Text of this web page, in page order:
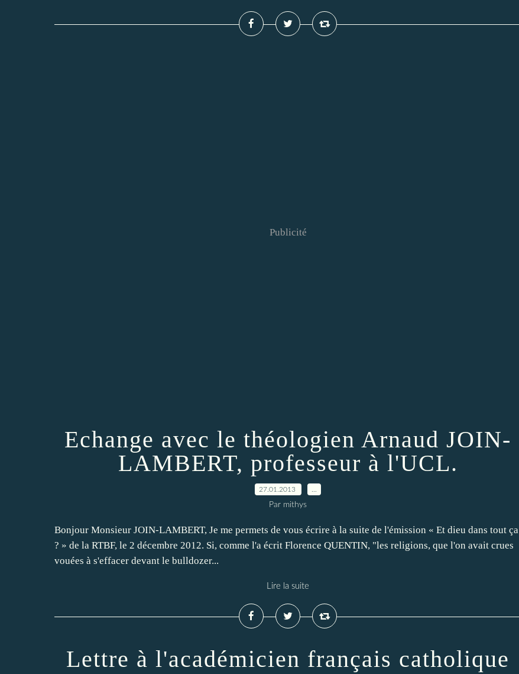
Publicité
Echange avec le théologien Arnaud JOIN-
LAMBERT, professeur à l'UCL.
27.01.2013
Par mithys
Bonjour Monsieur JOIN-LAMBERT, Je me permets de vous écrire à la suite de l'émission « Et dieu dans tout ça
? » de la RTBF, le 2 décembre 2012. Si, comme l'a écrit Florence QUENTIN, "les religions, que l'on avait crues
vouées à s'effacer devant le bulldozer...
Lire la suite
Lettre à l'académicien français catholique